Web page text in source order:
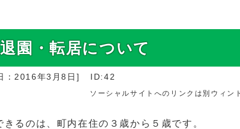
園・転居について
：2016年3月8日 ] ID:42
ソーシャルサイトへのリンクは別ウィン
るのは、町内在住の３歳から５歳です。